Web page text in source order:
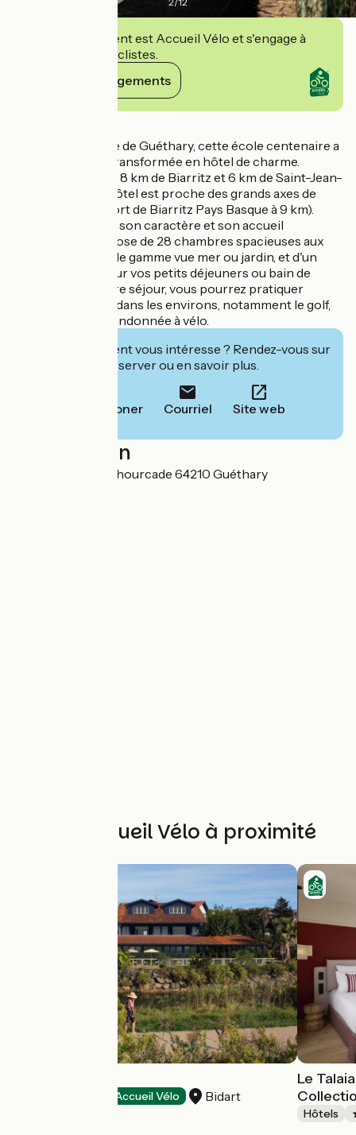
Cet établissement est Accueil Vélo et s'engage à
accueillir des cyclistes.
Voir ses engagements
Au cœur du village de Guéthary, cette école centenaire a
été fraîchement transformée en hôtel de charme.
Idéalement situé à 8 km de Biarritz et 6 km de Saint-Jean-
de-Luz, le Balea Hôtel est proche des grands axes de
transport (aéroport de Biarritz Pays Basque à 9 km).
Il vous séduira par son caractère et son accueil
chaleureux. Il dispose de 28 chambres spacieuses aux
prestations haut de gamme vue mer ou jardin, et d'un
patio intérieur pour vos petits déjeuners ou bain de
soleil. Lors de votre séjour, vous pourrez pratiquer
diverses activités dans les environs, notamment le golf,
l'équitation et la randonnée à vélo.
Cet établissement vous intéresse ? Rendez-vous sur
leur site pour réserver ou en savoir plus.
Téléphoner Courriel Site web
Localisation
106 rue Adrien Lahourcade 64210 Guéthary
Autres Accueil Vélo à proximité
Accueil Vélo Bidart
Le
Hôtels